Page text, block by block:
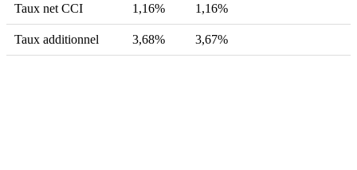
Taux net CCI 1,16% 1,16%
Taux additionnel 3,68% 3,67%